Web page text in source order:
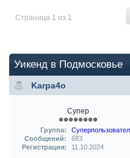
Страница 1 из 1
Уикенд в Подмосковье
Karpa4o
Супер
Группа:
Сообщений:
683
Регистрация:
11.10.2024